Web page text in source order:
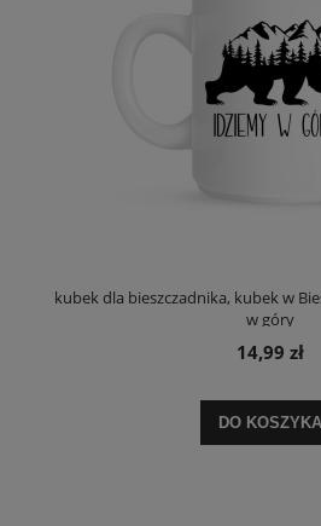
kubek dla bieszczadnika, kubek w
w góry
14,99 zł
DO KOSZYKA